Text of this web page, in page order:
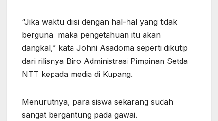
“Jika waktu diisi dengan hal-hal yang tidak
berguna, maka pengetahuan itu akan
dangkal,” kata Johni Asadoma seperti dikutip
dari rilisnya Biro Administrasi Pimpinan Setda
NTT kepada media di Kupang.
Menurutnya, para siswa sekarang sudah
sangat bergantung pada gawai.